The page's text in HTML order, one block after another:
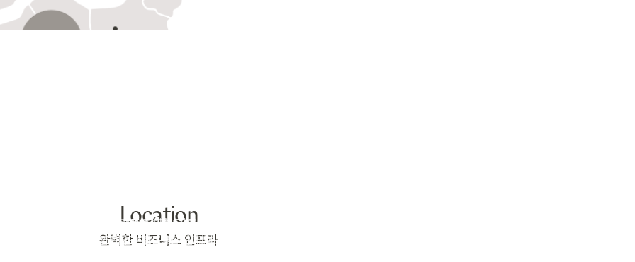
Location
완벽한 비즈니스 인프라
발 시설이 집결해 안정적인 업무 인프라를 갖추고 있으며,
인재가 함께하는 최적의 비즈니스를 제공합니다.
반으로 국제회의·박람회·E-스포츠 등 다양한 글로벌 이벤트가 열리며 여러 산업을
한 환경 속에서 오피스 워커들은
존하는 지속가능한 업무 지구를 지향합니다.
하고 대학병원과 보건소가 위치해
을 동시에 지원하는 통합 인프라를 갖추고 있습니다.